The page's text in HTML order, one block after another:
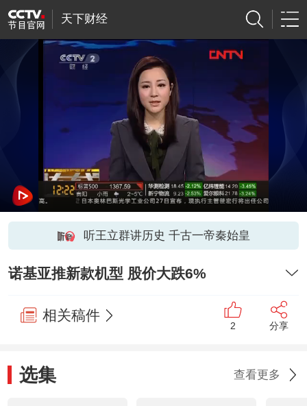
天下财经
听王立群讲历史 千古一帝秦始皇
诺基亚推新款机型 股价大跌6%
相关稿件
2 分享
选集 查看更多